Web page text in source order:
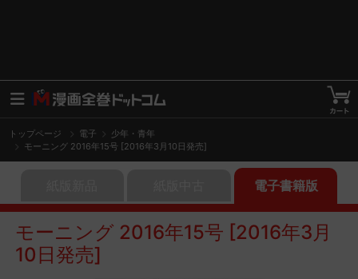
トップページ 電子
少年・青年
モーニング 2016年15号 [2016年3月10日発売]
電子書籍版
モーニング 2016年15号 [2016年3月
10日発売]